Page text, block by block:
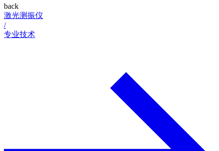
back
激光测振仪
/
专业技术